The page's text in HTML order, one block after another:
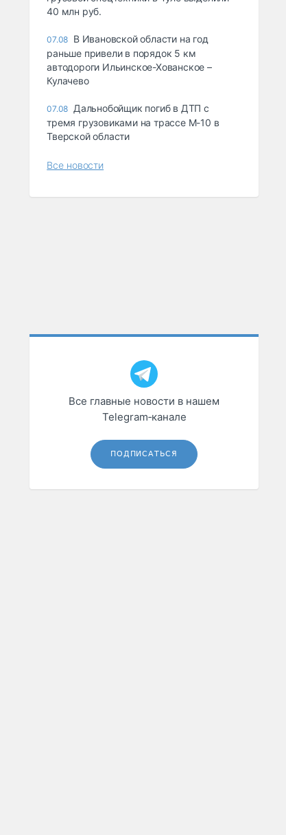
40 млн руб.
07.08 В Ивановской области на год
раньше привели в порядок 5 км
автодороги Ильинское-Хованское –
Кулачево
07.08 Дальнобойщик погиб в ДТП с
тремя грузовиками на трассе М-10 в
Тверской области
Все новости
Все главные новости в нашем
Telegram‑канале
ПОДПИСАТЬСЯ